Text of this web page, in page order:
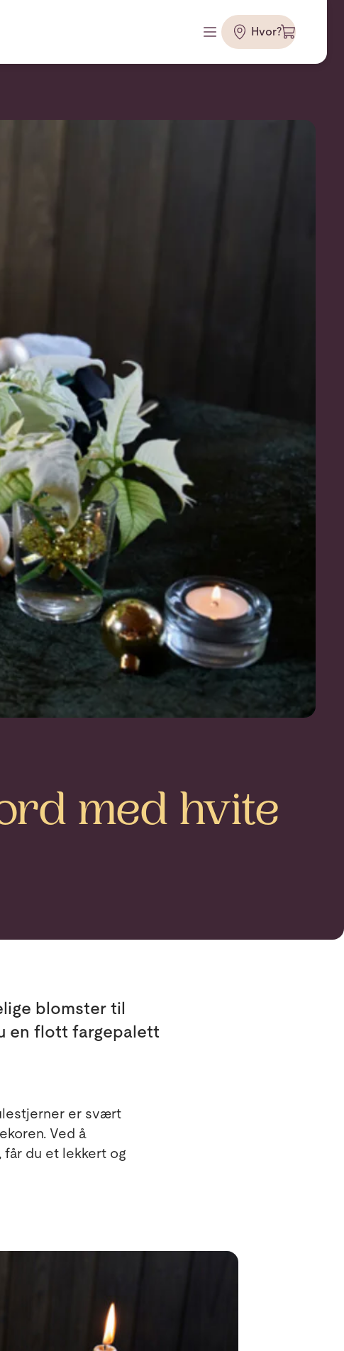
Hvor?
med hvite
blomster til
en flott fargepalett
er svært
Ved å
du et lekkert og